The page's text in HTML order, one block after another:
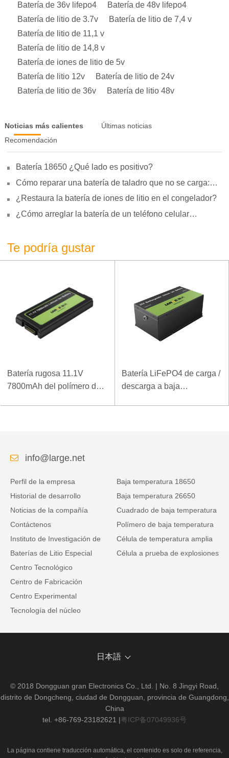
Batería de 36v lifepo4
Batería de 48v lifepo4
Batería de litio de 3.7v
Batería de litio de 7,4 v
Batería de litio de 11,1 v
Batería de litio de 14,8 v
Batería de iones de litio de 5v
Batería de litio 12v
Batería de litio de 24v
Batería de litio de 36v
Batería de litio 48v
Noticias más calientes
Últimas noticias
Recomendación
Batería 18650 ¿Qué lado es positivo?
Cómo reparar una batería de taladro que no se carga:
¿Restaura la batería de iones de litio en el congelador?
¿Cómo arreglar la batería de un teléfono celular
Te podría gustar
Batería rugosa 11.1V
7800mAh del polímero del
Batería LiFePO4 de carga /
descarga a baja
info@large.net
Perfil de la empresa
Historial de desarrollo
Noticias de la compañía
Contáctenos
Instituto de Investigación de
Baterías de Litio Especial
Centro Tecnológico
Centro de Fabricación
Centro Experimental
Tecnología del núcleo
Baja temperatura 18650
Baja temperatura 26650
Cuadrado de baja temperatura
Polímero de baja temperatura
Célula de temperatura amplia
Célula a prueba de explosiones
日本語
© 2018 Dongguan gran Electronics Co., Ltd. | No. 8 Jingyi Road,
distrito de Dongcheng, ciudad de Dongguan, provincia de Guangdong,
China
tel. +86-769-23182621 |粤ICP备07049936号
La página contiene traducción automática, el contenido es solo de referencia,